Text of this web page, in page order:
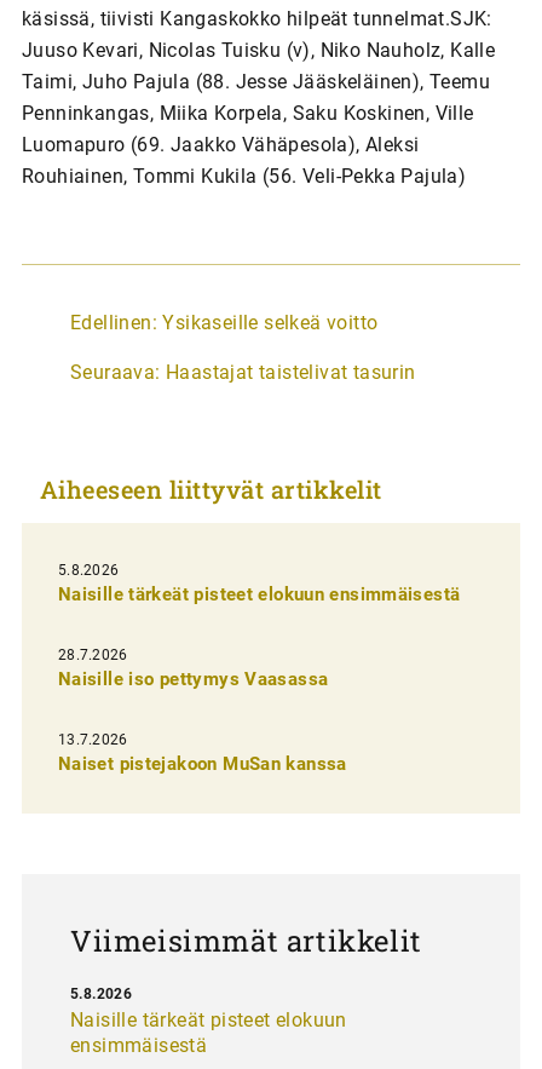
käsissä, tiivisti Kangaskokko hilpeät tunnelmat.SJK:
Juuso Kevari, Nicolas Tuisku (v), Niko Nauholz, Kalle
Taimi, Juho Pajula (88. Jesse Jääskeläinen), Teemu
Penninkangas, Miika Korpela, Saku Koskinen, Ville
Luomapuro (69. Jaakko Vähäpesola), Aleksi
Rouhiainen, Tommi Kukila (56. Veli-Pekka Pajula)
A
t
k
e
l
i
e
n
e
Edellinen: Ysikaseille selkeä voitto
Seuraava: Haastajat taistelivat tasurin
Aiheeseen liittyvät artikkelit
5.8.2026
Naisille tärkeät pisteet elokuun ensimmäisestä
28.7.2026
Naisille iso pettymys Vaasassa
13.7.2026
Naiset pistejakoon MuSan kanssa
Viimeisimmät artikkelit
Naisille tärkeät pisteet elokuun
ensimmäisestä
5.8.2026